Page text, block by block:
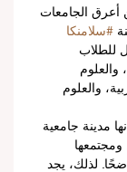
أعرق الجامعات
#سلامنكا
للطلاب
والعلوم
والعلوم
مدينة جامعية
ومجتمعها
لذلك، يجد